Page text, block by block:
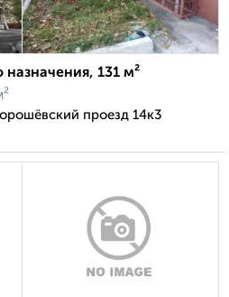
131 м²
проезд 14к3